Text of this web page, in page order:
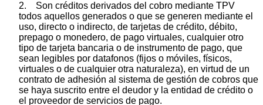
2. Son créditos derivados del cobro mediante TPV
todos aquellos generados o que se generen mediante el
uso, directo o indirecto, de tarjetas de crédito, débito,
prepago o monedero, de pago virtuales, cualquier otro
tipo de tarjeta bancaria o de instrumento de pago, que
sean legibles por datafonos (fijos o móviles, físicos,
virtuales o de cualquier otra naturaleza), en virtud de un
contrato de adhesión al sistema de gestión de cobros que
se haya suscrito entre el deudor y la entidad de crédito o
el proveedor de servicios de pago.